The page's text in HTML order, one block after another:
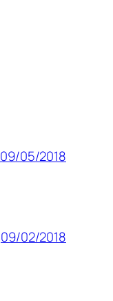
09/05/2018
09/02/2018